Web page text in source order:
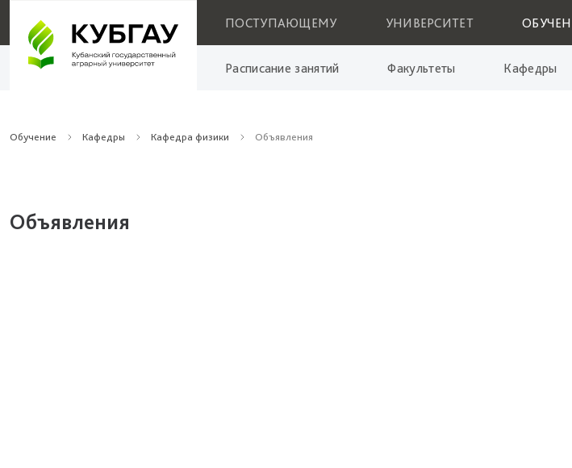
ПОСТУПАЮЩЕМУ УНИВЕРСИТЕТ
Расписание занятий Факультеты Кафедры
Обучение Кафедры Кафедра физики Объявления
Объявления